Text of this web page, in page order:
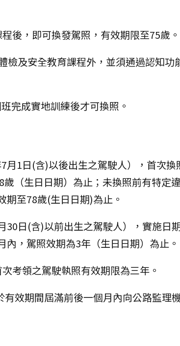
後，即可換發駕照，有效期限至75歲。
檢及安全教育課程外，並須通過認知功
完成實地訓練後才可換照。
月1日(含)以後出生之駕駛人），首次換
（生日日期）為止；未換照前有特定
至78歲(生日日期)為止。
30日(含)以前出生之駕駛人），實施日
，駕照效期為3年（生日日期）為止。
考領之駕駛執照有效期限為三年。
效期間屆滿前後一個月內向公路監理